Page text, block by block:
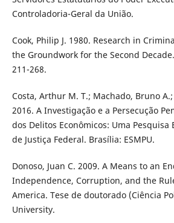
Controladoria-Geral da União.
Cook, Philip J. 1980. Research in
the Groundwork for the Second
211-268.
Costa, Arthur M. T.; Machado, Bruno
2016. A Investigação e a Persecução
dos Delitos Econômicos: Uma Pesquisa
de Justiça Federal. Brasília: ESMPU.
Donoso, Juan C. 2009. A Means to an
Independence, Corruption, and the
America. Tese de doutorado (Ciência
University.